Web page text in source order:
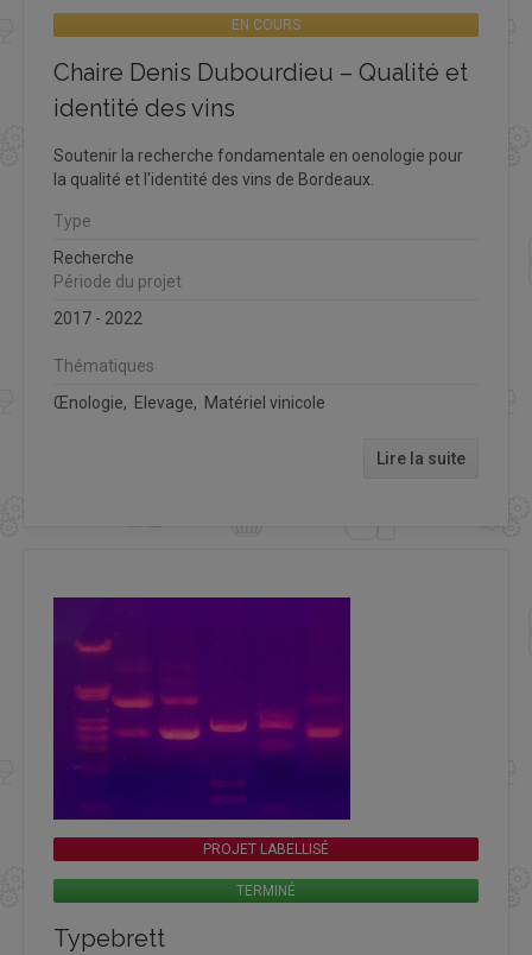
EN COURS
Chaire Denis Dubourdieu – Qualité et
identité des vins
Soutenir la recherche fondamentale en oenologie pour
la qualité et l'identité des vins de Bordeaux.
Type
Recherche
Période du projet
2017 - 2022
Thématiques
Œnologie, Elevage, Matériel vinicole
Lire la suite
PROJET LABELLISÉ
TERMINÉ
Typebrett